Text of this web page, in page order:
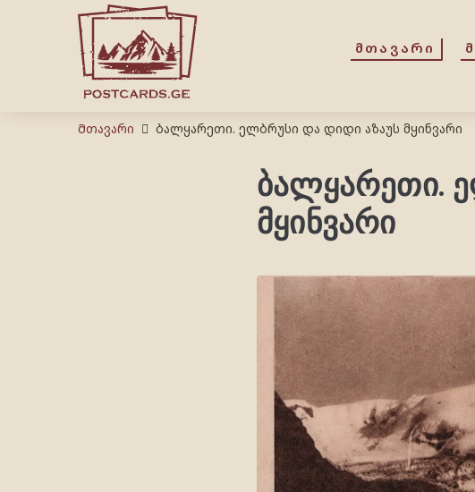
ᲛᲗᲐᲕᲐᲠᲘ
Მთავარი ბალყარეთი. ელბრუსი და დიდი აზაუს მყინვარი
ბალყარეთი.
მყინვარი